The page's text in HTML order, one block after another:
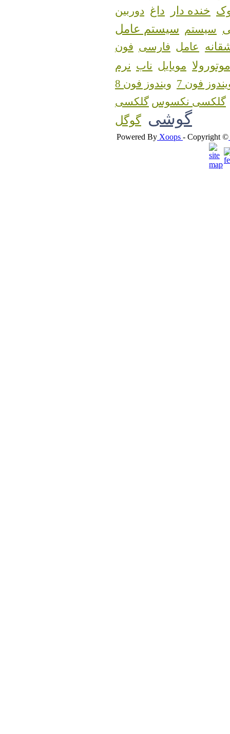
خنده دار داغ دوربین
سیستم سیستم عامل
عامل فارسی فون
موتورولا مویایل ناب نرم
فون 7
ویندوز فون 8
گلکسی نکسوس
گوشی گوگل
Powered By Xoops - Copyright ©